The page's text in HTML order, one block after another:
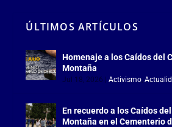
ÚLTIMOS ARTÍCULOS
Homenaje a los Caídos del
Montaña
Jul 18, 2026 |Activismo ,
En recuerdo a los Caídos
Montaña en el Cementerio